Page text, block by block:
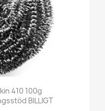
410 100g
BILLIGT